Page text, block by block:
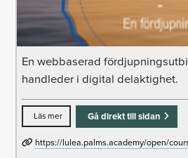
En webbaserad
handleder i digital delaktighet.
Läs mer Gå direkt till sidan
https://lulea.palms.academy/open/